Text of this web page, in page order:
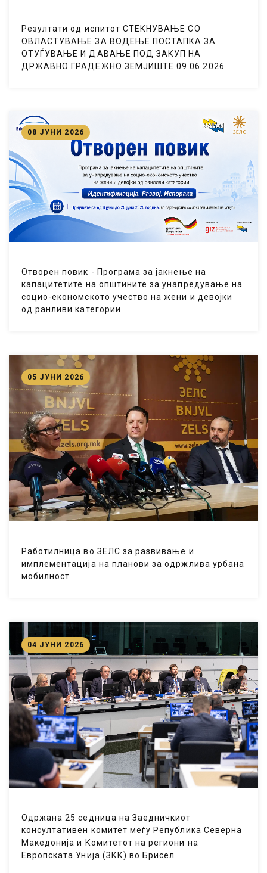
Резултати од испитот СТЕКНУВАЊЕ СО
ОВЛАСТУВАЊЕ ЗА ВОДЕЊЕ ПОСТАПКА ЗА
ОТУЃУВАЊЕ И ДАВАЊЕ ПОД ЗАКУП НА
ДРЖАВНО ГРАДЕЖНО ЗЕМЈИШТЕ 09.06.2026
Отворен повик - Програма за јакнење на
капацитетите на општините за унапредување на
социо-економското учество на жени и девојки
од ранливи категории
08 ЈУНИ 2026
Работилница во ЗЕЛС за развивање и
имплементација на планови за одржлива урбана
мобилност
05 ЈУНИ 2026
Одржана 25 седница на Заедничкиот
консултативен комитет меѓу Република Северна
Македонија и Комитетот на региони на
Европската Унија (ЗКК) во Брисел
04 ЈУНИ 2026